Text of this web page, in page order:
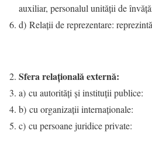
auxiliar, personalul unităţii de
d) Relaţii de reprezentare:
Sfera relaţională externă:
a) cu autorităţi şi instituţii publice:
b) cu organizaţii internaţionale:
c) cu persoane juridice private: